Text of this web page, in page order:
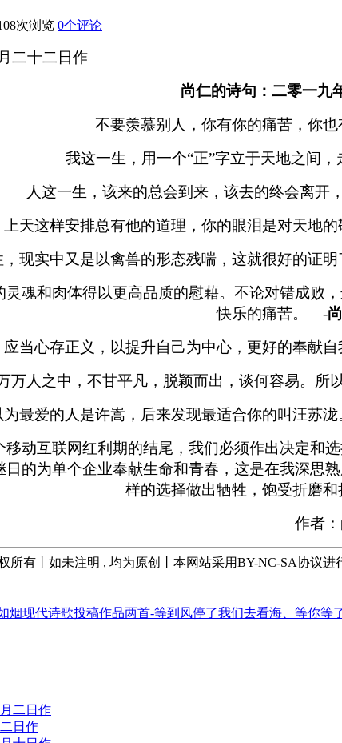
次浏览 0个评论
尚仁的诗句：二零一九
不要羡慕别人，你有你的痛苦，你
我这一生，用一个“正”字立于天地之间
人这一生，该来的总会到来，该去的终会离
上天这样安排总有他的道理，你的眼泪是对天地
现实中又是以禽兽的形态残喘，这就很好的证
魂和肉体得以更高品质的慰藉。不论对错成败
快乐的痛苦。—-
应当心存正义，以提升自己为中心，更好的奉献
万人之中，不甘平凡，脱颖而出，谈何容易。
为最爱的人是许嵩，后来发现最适合你的叫汪苏
动互联网红利期的结尾，我们必须作出决定和
的为单个企业奉献生命和青春，这是在我深思
样的选择做出牺牲，饱受折磨
作者
所有丨如未注明 , 均为原创丨本网站采用BY-NC-SA协议进
烟现代诗歌投稿作品两首-等到风停了我们去看海、等你等
日作